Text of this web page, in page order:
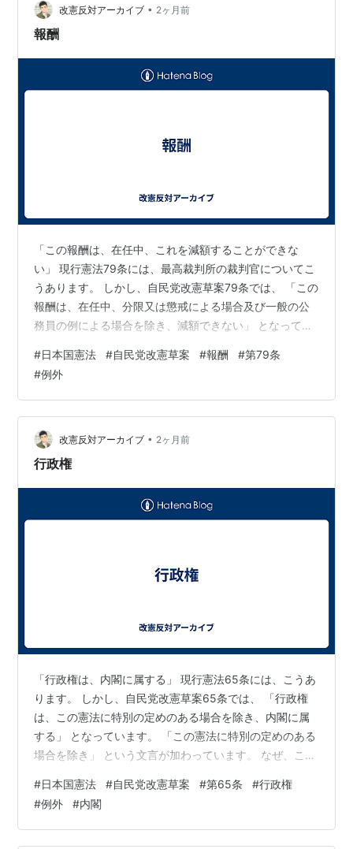
改憲反対アーカイブ • 2ヶ月前
報酬
「この報酬は、在任中、これを減額することができな
い」 現行憲法79条には、最高裁判所の裁判官についてこ
うあります。 しかし、自民党改憲草案79条では、 「この
報酬は、在任中、分限又は懲戒による場合及び一般の公
務員の例による場合を除き、減額できない」 となってい
き、減額できない」 へ。 例外が加わっています。 な
ぜ、裁判官の報酬を減額できる例外を加える必要がある
のでしょうか。 裁判官の報酬を在任中に減らせないの
は、 裁判官の独立を守るための歯止めです。 政府や国会
に都合の悪い判断をした裁判官が、 報酬を減らされるよ
うでは、 司法の独立は守れませ…
#日本国憲法 #自民党改憲草案 #報酬 #第79条
#例外
改憲反対アーカイブ • 2ヶ月前
行政権
「行政権は、内閣に属する」 現行憲法65条には、こうあ
ります。 しかし、自民党改憲草案65条では、 「行政権
は、この憲法に特別の定めのある場合を除き、内閣に属
する」 となっています。 「この憲法に特別の定めのある
場合を除き」 という文言が加わっています。 なぜ、この
条だけを見ると少しわかりにくいです。 しかし朝にあげ
た自民党草案72条で、内閣総理大臣の権限も変わってい
ます。 草案72条では、内閣総理大臣が 「行政各部を指揮
#日本国憲法 #自民党改憲草案 #第65条 #行政権
#例外 #内閣